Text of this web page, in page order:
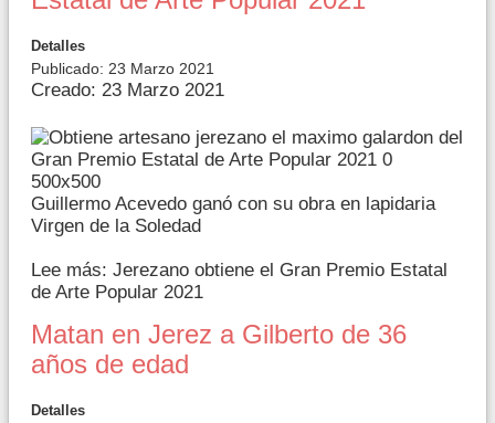
Detalles
Publicado: 23 Marzo 2021
Creado: 23 Marzo 2021
Guillermo Acevedo ganó con su obra en lapidaria
Virgen de la Soledad
Lee más: Jerezano obtiene el Gran Premio Estatal
de Arte Popular 2021
Matan en Jerez a Gilberto de 36
años de edad
Detalles